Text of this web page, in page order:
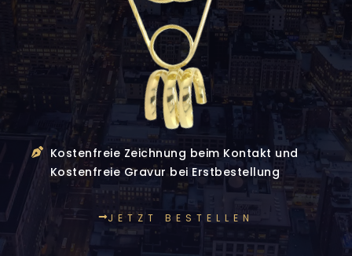
Kostenfreie Zeichnung beim Kontakt und
Kostenfreie Gravur bei Erstbestellung
JETZT BESTELLEN